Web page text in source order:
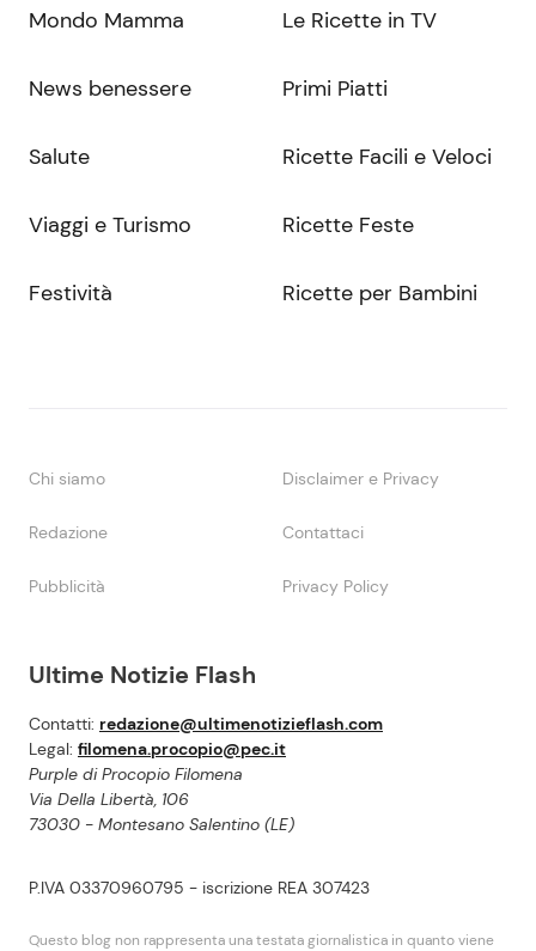
Ultime Notizie Flash
Contatti: redazione@ultimenotizieflash.com
Legal: filomena.procopio@pec.it
Purple di Procopio Filomena
Via Della Libertà, 106
73030 - Montesano Salentino (LE)
P.IVA 03370960795 - iscrizione REA 307423
Questo blog non rappresenta una testata giornalistica in quanto viene
Mondo Mamma
News benessere
Salute
Viaggi e Turismo
Festività
Le Ricette in TV
Primi Piatti
Ricette Facili e Veloci
Ricette Feste
Ricette per Bambini
Chi siamo Disclaimer e Privacy
Redazione Contattaci
Pubblicità Privacy Policy